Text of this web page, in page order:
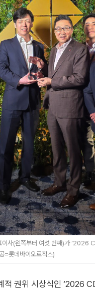
이사(왼쪽부터 여섯 번째)가
=롯데바이오로직스)
권위 시상식인 ‘2026